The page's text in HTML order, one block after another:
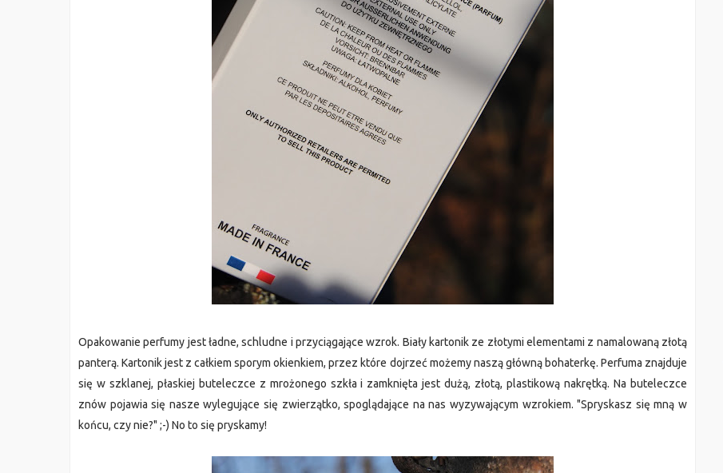
Opakowanie perfumy jest ładne, schludne i przyciągające wzrok. Biały kartonik ze złotymi elementami z namalowaną złotą
panterą. Kartonik jest z całkiem sporym okienkiem, przez które dojrzeć możemy naszą główną bohaterkę. Perfuma znajduje
się w szklanej, płaskiej buteleczce z mrożonego szkła i zamknięta jest dużą, złotą, plastikową nakrętką. Na buteleczce
znów pojawia się nasze wylegujące się zwierzątko, spoglądające na nas wyzywającym wzrokiem. "Spryskasz się mną w
końcu, czy nie?" ;-) No to się pryskamy!